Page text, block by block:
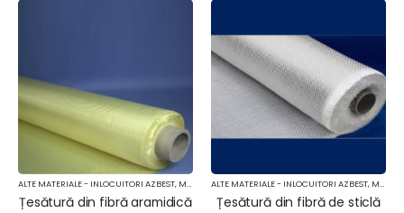
ALTE MATERIALE - INLOCUITORI AZBEST, MATERIALE TERMOIZOLANTE
Țesătură din fibră aramidică
ALTE MATERIALE - INLOCUITORI AZBEST, MATERIALE TERMOIZOLANTE
Țesătură din fibră de sticlă